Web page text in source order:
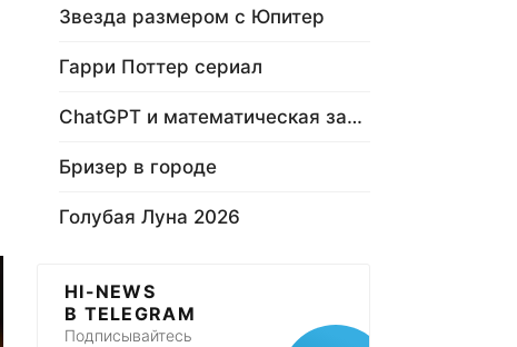
Звезда размером с Юпитер
Гарри Поттер сериал
ChatGPT и математическая задача
Бризер в городе
Голубая Луна 2026
HI-NEWS
В TELEGRAM
Подписывайтесь